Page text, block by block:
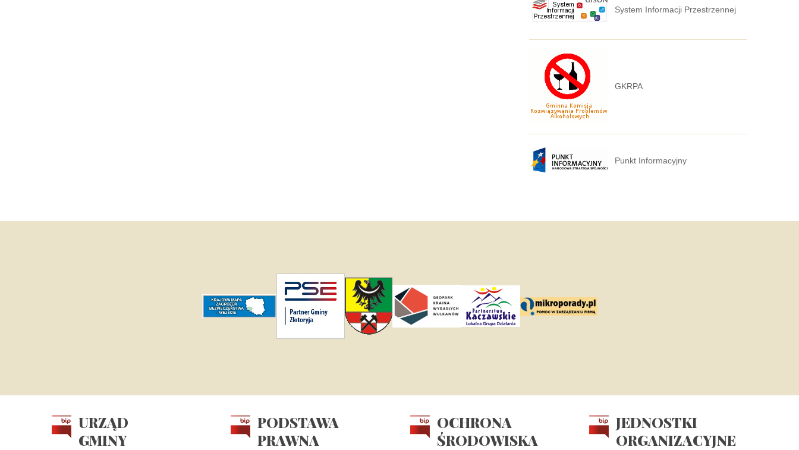
System Informacji Przestrzennej
GKRPA
Punkt Informacyjny
URZĄD
GMINY
PODSTAWA
PRAWNA
OCHRONA
ŚRODOWISKA
JEDNOSTKI
ORGANIZACYJNE